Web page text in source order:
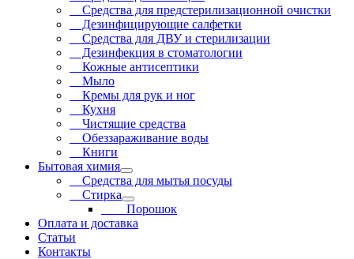
Средства для предстерилизационной очистки
Дезинфицирующие салфетки
Средства для ДВУ и cтерилизации
Дезинфекция в стоматологии
Кожные антисептики
Мыло
Кремы для рук и ног
Кухня
Чистящие средства
Обеззараживание воды
Книги
Бытовая химия
Средства для мытья посуды
Стирка
Порошок
Оплата и доставка
Статьи
Контакты